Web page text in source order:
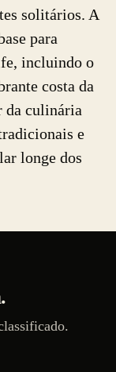
solitários. A
para
incluindo o
costa da
da culinária
e
longe dos